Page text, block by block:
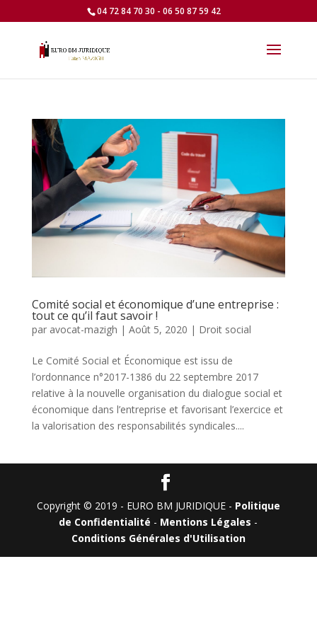
04 72 84 70 30 - 06 50 87 59 42
Comité social et économique d’une entreprise :
tout ce qu’il faut savoir !
par avocat-mazigh | Août 5, 2020 | Droit social
Le Comité Social et Économique est issu de
l’ordonnance n°2017-1386 du 22 septembre 2017
relative à la nouvelle organisation du dialogue social et
économique dans l’entreprise et favorisant l’exercice et
la valorisation des responsabilités syndicales....
Copyright © 2019 - EURO BM JURIDIQUE - Politique
de Confidentialité - Mentions Légales -
Conditions Générales d'Utilisation